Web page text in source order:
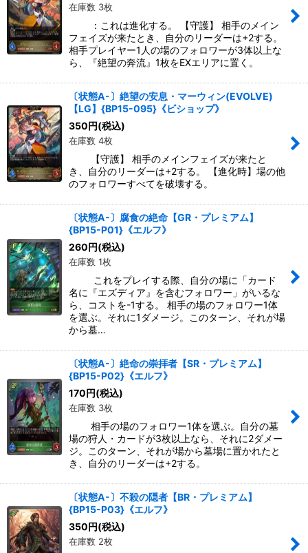
在庫数 3枚
：これは進化する。 【守護】 相手のメイン
フェイズが来たとき、自分のリーダーは+2する。
相手プレイヤー1人の場のフォロワーが3体以上な
ら、『絶望の奔流』1枚をEXエリアに置く。
〔状態A-〕絶望の安息・マーウィン(EVOLVE)
【LG】{BP15-095}《ビショップ》
350円(税込)
在庫数 4枚
【守護】 相手のメインフェイズが来たと
き、自分のリーダーは+2する。 【進化時】場の他
のフォロワーすべてを破壊する。
〔状態A-〕腐食の絶命【GR・プレミアム】
{BP15-P01}《エルフ》
260円(税込)
在庫数 1枚
これをプレイする際、自分の場に「カード
名に『エズディア』を含むフォロワー」がいるな
ら、コストを-1する。 相手の場のフォロワー1体
を選ぶ。それに1ダメージ。このターン、それが場
から墓…
〔状態A-〕絶命の崇拝者【SR・プレミアム】
{BP15-P02}《エルフ》
170円(税込)
在庫数 3枚
相手の場のフォロワー1体を選ぶ。自分の墓
場の狩人・カードが3枚以上なら、それに2ダメー
ジ。このターン、それが場から墓場に置かれたと
き、自分のリーダーは+2する。
〔状態A-〕不殺の隠者【BR・プレミアム】
{BP15-P03}《エルフ》
350円(税込)
在庫数 2枚